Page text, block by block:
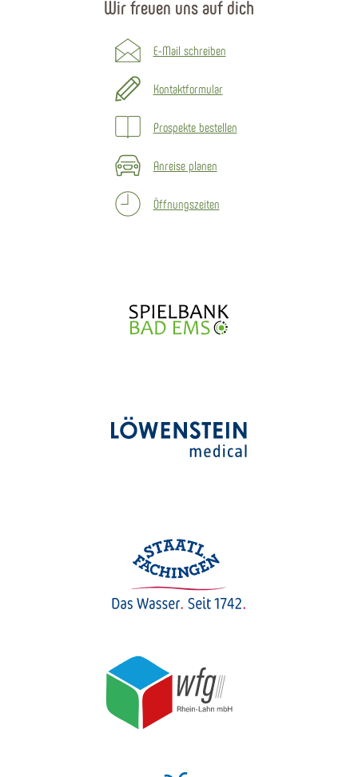
Wir freuen uns auf dich
E-Mail schreiben
Kontaktformular
Prospekte bestellen
Anreise planen
Öffnungszeiten